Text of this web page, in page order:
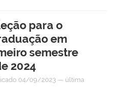
para o
em
semestre
2024
04/09/2023 — última